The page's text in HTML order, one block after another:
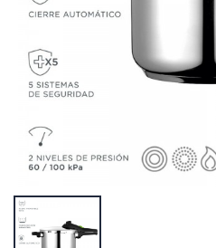
PrecioSocio: 58,37€
Olla clásica
inoxidable 18/10
P